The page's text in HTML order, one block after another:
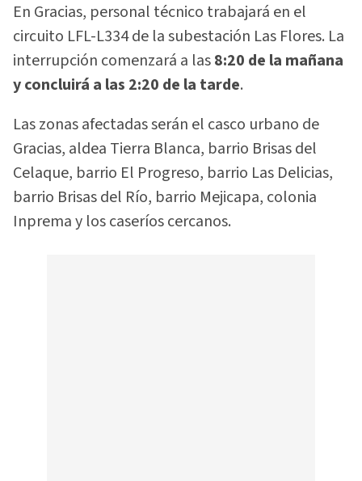
En Gracias, personal técnico trabajará en el
circuito LFL-L334 de la subestación Las Flores. La
interrupción comenzará a las8:20 de la mañana
y concluirá a las 2:20 de la tarde.
Las zonas afectadas serán el casco urbano de
Gracias, aldea Tierra Blanca, barrio Brisas del
Celaque, barrio El Progreso, barrio Las Delicias,
barrio Brisas del Río, barrio Mejicapa, colonia
Inprema y los caseríos cercanos.